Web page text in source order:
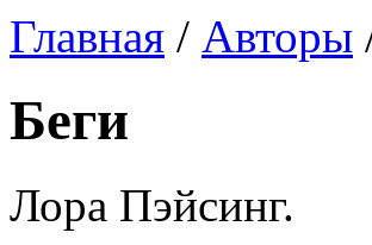
Главная / Авторы
Беги
Лора Пэйсинг.